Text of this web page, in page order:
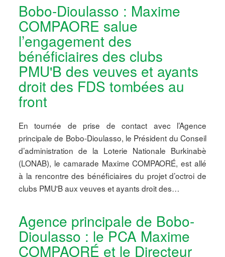
Bobo-Dioulasso : Maxime
COMPAORE salue
l’engagement des
bénéficiaires des clubs
PMU'B des veuves et ayants
droit des FDS tombées au
front
En tournée de prise de contact avec l’Agence
principale de Bobo-Dioulasso, le Président du Conseil
d’administration de la Loterie Nationale Burkinabè
(LONAB), le camarade Maxime COMPAORÉ, est allé
à la rencontre des bénéficiaires du projet d’octroi de
clubs PMU'B aux veuves et ayants droit des…
Agence principale de Bobo-
Dioulasso : le PCA Maxime
COMPAORÉ et le Directeur